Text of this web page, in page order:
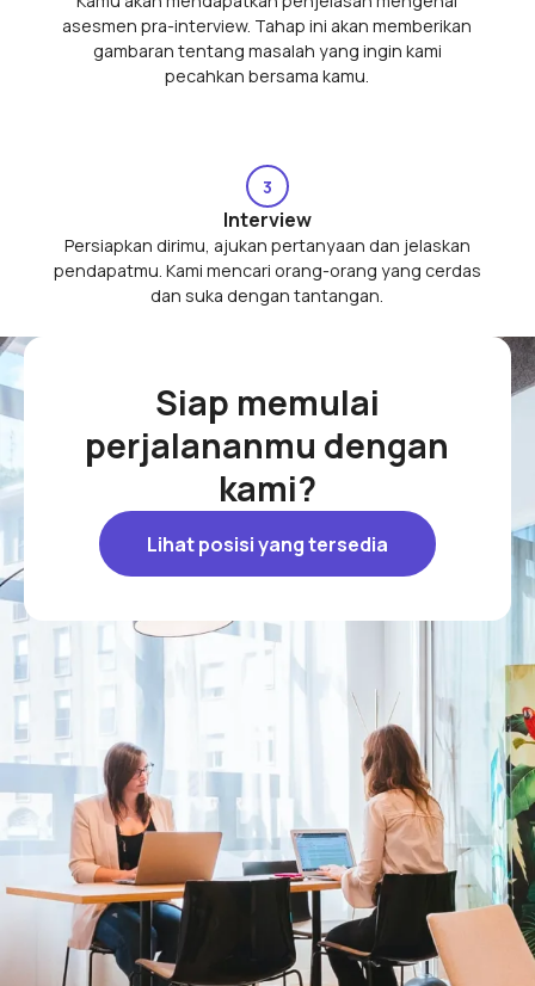
asesmen pra-interview. Tahap ini akan memberikan
gambaran tentang masalah yang ingin kami
pecahkan bersama kamu.
3
Interview
Persiapkan dirimu, ajukan pertanyaan dan jelaskan
pendapatmu. Kami mencari orang-orang yang cerdas
dan suka dengan tantangan.
Siap memulai
perjalananmu dengan
kami?
Lihat posisi yang tersedia
Lihat posisi yang tersedia